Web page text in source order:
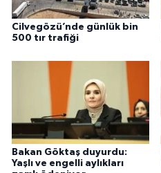
Cilvegözü’nde günlük bin
500 tır trafiği
Bakan Göktaş duyurdu:
Yaşlı ve engelli aylıkları